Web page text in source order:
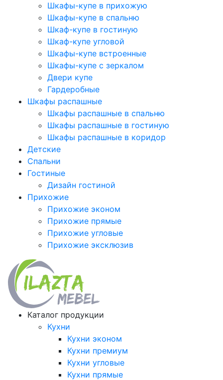
Шкафы-купе в прихожую
Шкафы-купе в спальню
Шкаф-купе в гостиную
Шкаф-купе угловой
Шкафы-купе встроенные
Шкафы-купе с зеркалом
Двери купе
Гардеробные
Шкафы распашные
Шкафы распашные в спальню
Шкафы распашные в гостиную
Шкафы распашные в коридор
Детские
Спальни
Гостиные
Дизайн гостиной
Прихожие
Прихожие эконом
Прихожие прямые
Прихожие угловые
Прихожие эксклюзив
Каталог продукции
Кухни
Кухни эконом
Кухни премиум
Кухни угловые
Кухни прямые